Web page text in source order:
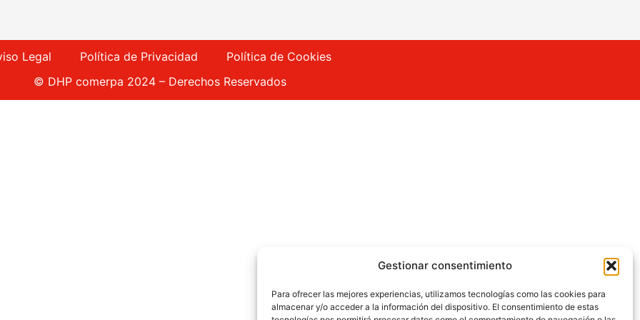
Gestionar consentimiento
Para ofrecer las mejores experiencias, utilizamos tecnologías como las cookies para
almacenar y/o acceder a la información del dispositivo. El consentimiento de estas
Legal Política de Privacidad
Política de Cookies
© DHP comerpa 2024 – Derechos Reservados